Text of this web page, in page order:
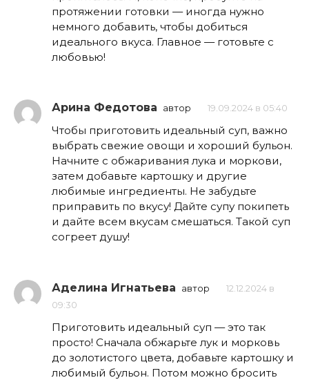
протяжении готовки — иногда нужно
немного добавить, чтобы добиться
идеального вкуса. Главное — готовьте с
любовью!
Арина Федотова автор 19.09.2024 в 05:40
Чтобы приготовить идеальный суп, важно
выбрать свежие овощи и хороший бульон.
Начните с обжаривания лука и моркови,
затем добавьте картошку и другие
любимые ингредиенты. Не забудьте
приправить по вкусу! Дайте супу покипеть
и дайте всем вкусам смешаться. Такой суп
согреет душу!
Аделина Игнатьева автор
12.12.2024 в
09:30
Приготовить идеальный суп — это так
просто! Сначала обжарьте лук и морковь
до золотистого цвета, добавьте картошку и
любимый бульон. Потом можно бросить